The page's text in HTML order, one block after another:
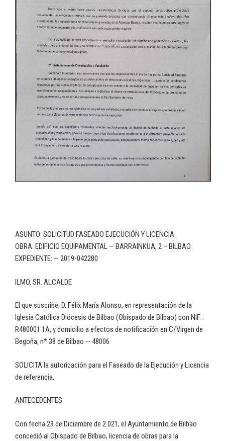
ASUNTO: SOLICITUD FASEADO EJECUCIÓN Y LICENCIA
OBRA: EDIFICIO EQUIPAMENTAL — BARRAINKUA, 2 – BILBAO
EXPEDIENTE: — 2019-042280
ILMO. SR. ALCALDE
El que suscribe, D. Félix María Alonso, en representación de la
Iglesia Católica Diócesis de Bilbao (Obispado de Bilbao) con NIF. :
R480001 1A, y domicilio a efectos de notificación en C/Virgen de
Begoña, n* 38 de Bilbao — 48006
SOLICITA la autorización para el Faseado de la Ejecución y Licencia
de referencia.
ANTECEDENTES
Con fecha 29 de Diciembre de 2.021, el Ayuntamiento de Bilbao
concedió al Obispado de Bilbao, licencia de obras para la